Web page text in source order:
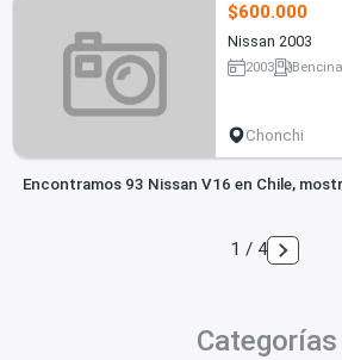
$600.000
Nissan 2003
2003 Bencina
Chonchi
Encontramos 93 Nissan V16 en Chile,
1 / 4
Categorías